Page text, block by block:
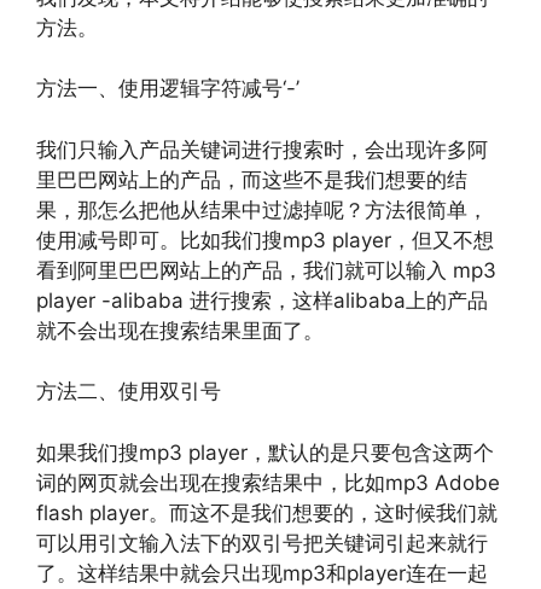
方法。
方法一、使用逻辑字符减号‘-’
我们只输入产品关键词进行搜索时，会出现许多阿
里巴巴网站上的产品，而这些不是我们想要的结
果，那怎么把他从结果中过滤掉呢？方法很简单，
使用减号即可。比如我们搜mp3 player，但又不想
看到阿里巴巴网站上的产品，我们就可以输入 mp3
player -alibaba 进行搜索，这样alibaba上的产品
就不会出现在搜索结果里面了。
方法二、使用双引号
如果我们搜mp3 player，默认的是只要包含这两个
词的网页就会出现在搜索结果中，比如mp3 Adobe
flash player。而这不是我们想要的，这时候我们就
可以用引文输入法下的双引号把关键词引起来就行
了。这样结果中就会只出现mp3和player连在一起